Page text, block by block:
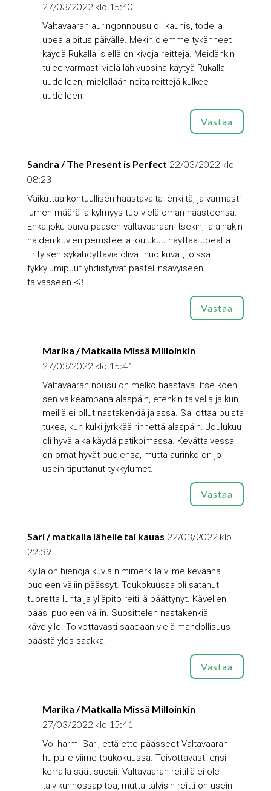
27/03/2022 klo 15:40
Valtavaaran auringonnousu oli kaunis, todella
upea aloitus päivälle. Mekin olemme tykänneet
käydä Rukalla, siellä on kivoja reittejä. Meidänkin
tulee varmasti vielä lähivuosina käytyä Rukalla
uudelleen, mielellään noita reittejä kulkee
uudelleen.
Vastaa
Sandra / The Present is Perfect 22/03/2022 klo
08:23
Vaikuttaa kohtuullisen haastavalta lenkiltä, ja varmasti
lumen määrä ja kylmyys tuo vielä oman haasteensa.
Ehkä joku päivä pääsen valtavaaraan itsekin, ja ainakin
näiden kuvien perusteella joulukuu näyttää upealta.
Erityisen sykähdyttäviä olivat nuo kuvat, joissa
tykkylumipuut yhdistyivät pastellinsävyiseen
taivaaseen <3
Vastaa
Marika / Matkalla Missä Milloinkin
27/03/2022 klo 15:41
Valtavaaran nousu on melko haastava. Itse koen
sen vaikeampana alaspäin, etenkin talvella ja kun
meillä ei ollut nastakenkiä jalassa. Sai ottaa puista
tukea, kun kulki jyrkkää rinnettä alaspäin. Joulukuu
oli hyvä aika käydä patikoimassa. Kevättalvessa
on omat hyvät puolensa, mutta aurinko on jo
usein tiputtanut tykkylumet.
Vastaa
Sari / matkalla lähelle tai kauas 22/03/2022 klo
22:39
Kyllä on hienoja kuvia nimimerkillä viime keväänä
puoleen väliin päässyt. Toukokuussa oli satanut
tuoretta lunta ja ylläpito reitillä päättynyt. Kävellen
pääsi puoleen väliin. Suosittelen nastakenkiä
kävelylle. Toivottavasti saadaan vielä mahdollisuus
päästä ylös saakka.
Vastaa
Marika / Matkalla Missä Milloinkin
27/03/2022 klo 15:41
Voi harmi Sari, että ette päässeet Valtavaaran
huipulle viime toukokuussa. Toivottavasti ensi
kerralla säät suosii. Valtavaaran reitillä ei ole
talvikunnossapitoa, mutta talvisin reitti on usein